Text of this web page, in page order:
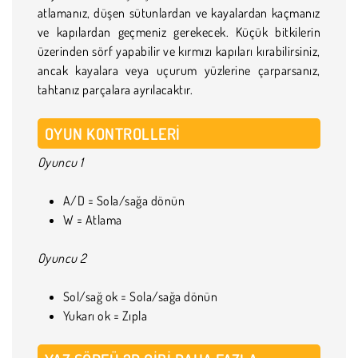
atlamanız, düşen sütunlardan ve kayalardan kaçmanız
ve kapılardan geçmeniz gerekecek. Küçük bitkilerin
üzerinden sörf yapabilir ve kırmızı kapıları kırabilirsiniz,
ancak kayalara veya uçurum yüzlerine çarparsanız,
tahtanız parçalara ayrılacaktır.
OYUN KONTROLLERI
Oyuncu 1
A/D = Sola/sağa dönün
W = Atlama
Oyuncu 2
Sol/sağ ok = Sola/sağa dönün
Yukarı ok = Zıpla